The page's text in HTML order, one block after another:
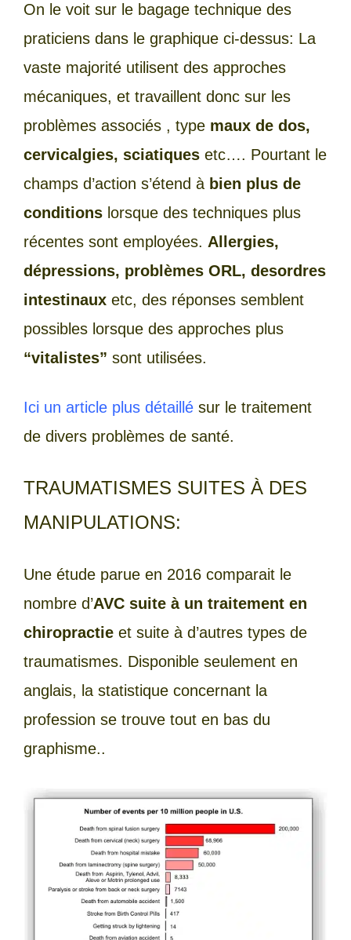
On le voit sur le bagage technique des
praticiens dans le graphique ci-dessus: La
vaste majorité utilisent des approches
mécaniques, et travaillent donc sur les
problèmes associés , type maux de dos,
cervicalgies, sciatiques etc…. Pourtant le
champs d’action s’étend à bien plus de
conditions lorsque des techniques plus
récentes sont employées. Allergies,
dépressions, problèmes ORL, desordres
intestinaux etc, des réponses semblent
possibles lorsque des approches plus
“vitalistes” sont utilisées.
Ici un article plus détaillé sur le traitement
de divers problèmes de santé.
TRAUMATISMES SUITES À DES
MANIPULATIONS:
Une étude parue en 2016 comparait le
nombre d’AVC suite à un traitement en
chiropractie et suite à d’autres types de
traumatismes. Disponible seulement en
anglais, la statistique concernant la
profession se trouve tout en bas du
graphisme..